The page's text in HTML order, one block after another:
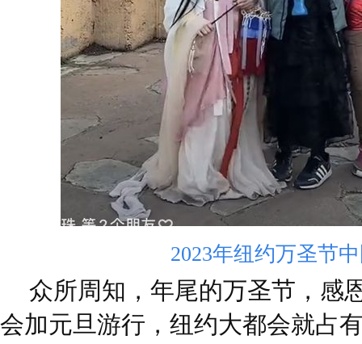
2023年纽约万圣节
众所周知，年尾的万圣节，感
会加元旦游行，纽约大都会就占